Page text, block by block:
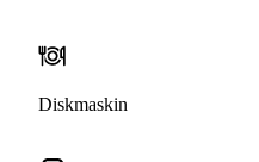
Diskmaskin